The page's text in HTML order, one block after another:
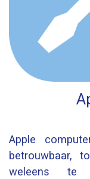
Apple
betrouwbaar,
weleens te